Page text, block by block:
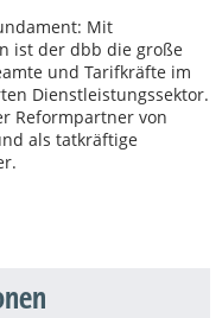
Mit
ist der dbb die große
und Tarifkräfte im
Dienstleistungssektor.
Reformpartner von
als tatkräftige